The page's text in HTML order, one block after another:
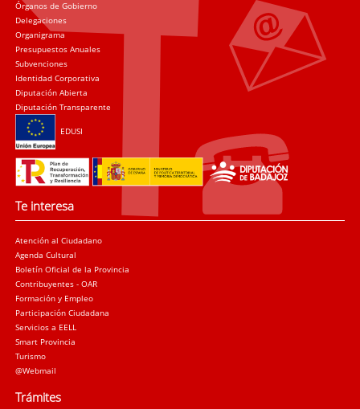
Órganos de Gobierno
Delegaciones
Organigrama
Presupuestos Anuales
Subvenciones
Identidad Corporativa
Diputación Abierta
Diputación Transparente
EDUSI
Te interesa
Atención al Ciudadano
Agenda Cultural
Boletín Oficial de la Provincia
Contribuyentes - OAR
Formación y Empleo
Participación Ciudadana
Servicios a EELL
Smart Provincia
Turismo
@Webmail
Trámites